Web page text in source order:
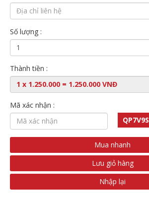
Số lượng :
Thành tiền :
Mã xác nhận :
QP7V9S
Mua nhanh
Lưu giỏ hàng
Nhập lại